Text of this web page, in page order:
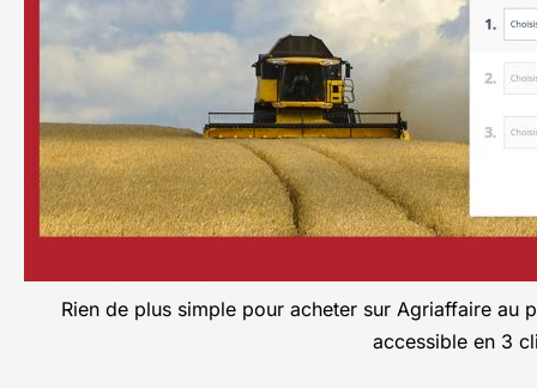
Rien de plus simple pour acheter sur Agriaffaire au
accessible en 3